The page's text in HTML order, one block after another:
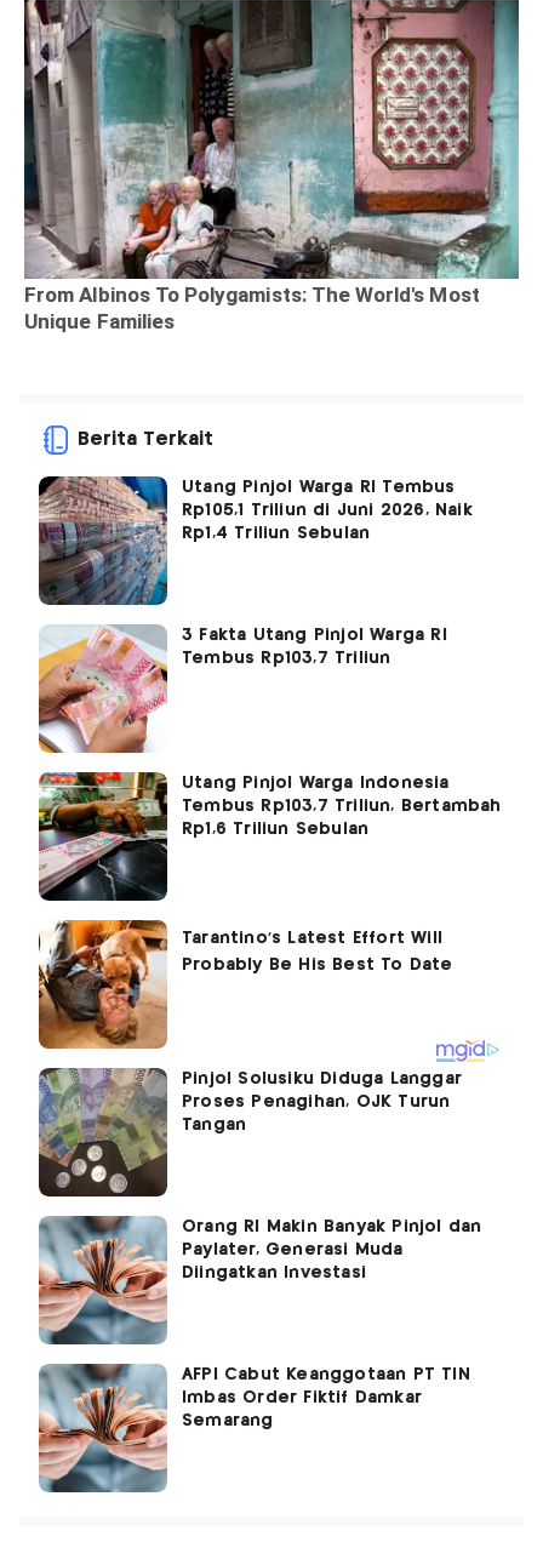
Berita Terkait
Utang Pinjol Warga RI Tembus
Rp105,1 Triliun di Juni 2026, Naik
Rp1,4 Triliun Sebulan
3 Fakta Utang Pinjol Warga RI
Tembus Rp103,7 Triliun
Utang Pinjol Warga Indonesia
Tembus Rp103,7 Triliun, Bertambah
Rp1,6 Triliun Sebulan
Pinjol Solusiku Diduga Langgar
Proses Penagihan, OJK Turun
Tangan
Orang RI Makin Banyak Pinjol dan
Paylater, Generasi Muda
Diingatkan Investasi
AFPI Cabut Keanggotaan PT TIN
Imbas Order Fiktif Damkar
Semarang